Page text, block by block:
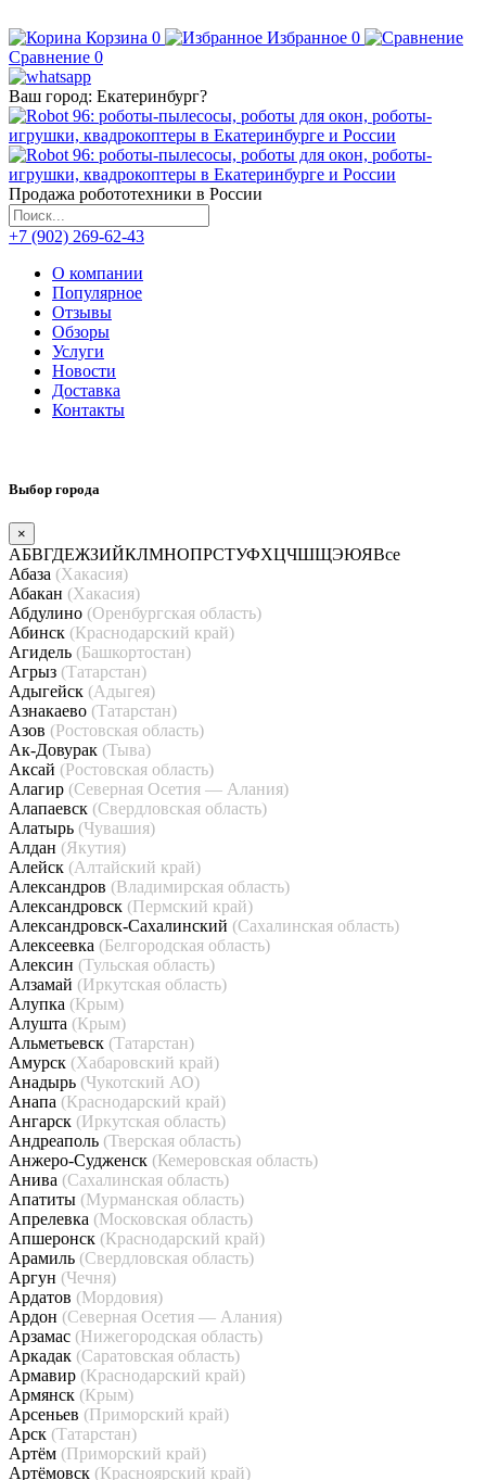
Корзина 0 Избранное 0
Сравнение 0
Ваш город: Екатеринбург?
Продажа робототехники в России
+7 (902) 269-62-43
О компании
Популярное
Отзывы
Обзоры
Услуги
Новости
Доставка
Контакты
Выбор города
×
АБВГДЕЖЗИЙКЛМНОПРСТУФХЦЧШЩЭЮЯВсе
Абаза (Хакасия)
Абакан (Хакасия)
Абдулино (Оренбургская область)
Абинск (Краснодарский край)
Агидель (Башкортостан)
Агрыз (Татарстан)
Адыгейск (Адыгея)
Азнакаево (Татарстан)
Азов (Ростовская область)
Ак-Довурак (Тыва)
Аксай (Ростовская область)
Алагир (Северная Осетия — Алания)
Алапаевск (Свердловская область)
Алатырь (Чувашия)
Алдан (Якутия)
Алейск (Алтайский край)
Александров (Владимирская область)
Александровск (Пермский край)
Александровск-Сахалинский (Сахалинская область)
Алексеевка (Белгородская область)
Алексин (Тульская область)
Алзамай (Иркутская область)
Алупка (Крым)
Алушта (Крым)
Альметьевск (Татарстан)
Амурск (Хабаровский край)
Анадырь (Чукотский АО)
Анапа (Краснодарский край)
Ангарск (Иркутская область)
Андреаполь (Тверская область)
Анжеро-Судженск (Кемеровская область)
Анива (Сахалинская область)
Апатиты (Мурманская область)
Апрелевка (Московская область)
Апшеронск (Краснодарский край)
Арамиль (Свердловская область)
Аргун (Чечня)
Ардатов (Мордовия)
Ардон (Северная Осетия — Алания)
Арзамас (Нижегородская область)
Аркадак (Саратовская область)
Армавир (Краснодарский край)
Армянск (Крым)
Арсеньев (Приморский край)
Арск (Татарстан)
Артём (Приморский край)
Артёмовск (Красноярский край)